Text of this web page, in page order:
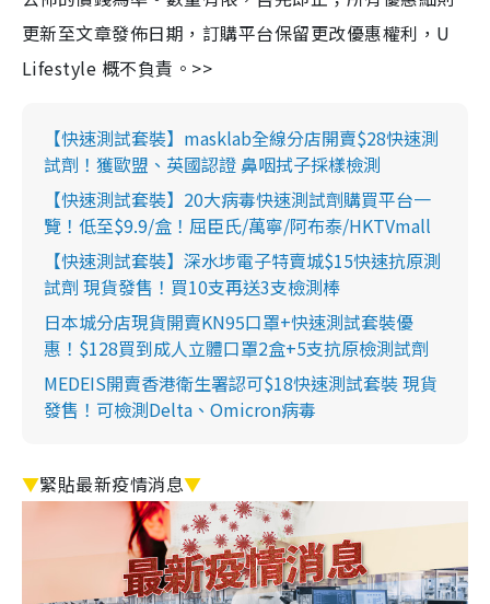
更新至文章發佈日期，訂購平台保留更改優惠權利，U
Lifestyle 概不負責。>>
【快速測試套裝】masklab全線分店開賣$28快速測
試劑！獲歐盟、英國認證 鼻咽拭子採樣檢測
【快速測試套裝】20大病毒快速測試劑購買平台一
覽！低至$9.9/盒！屈臣氏/萬寧/阿布泰/HKTVmall
【快速測試套裝】深水埗電子特賣城$15快速抗原測
試劑 現貨發售！買10支再送3支檢測棒
日本城分店現貨開賣KN95口罩+快速測試套裝優
惠！$128買到成人立體口罩2盒+5支抗原檢測試劑
MEDEIS開賣香港衛生署認可$18快速測試套裝 現貨
發售！可檢測Delta、Omicron病毒
▼緊貼最新疫情消息▼